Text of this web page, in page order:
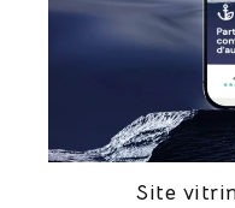
Site